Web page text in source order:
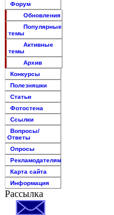
Форум
Обновления
Популярные
темы
Активные
темы
Архив
Конкурсы
Полезняшки
Статьи
Фотостена
Ссылки
Вопросы/
Ответы
Опросы
Рекламодателям
Карта сайта
Информация
Рассылка